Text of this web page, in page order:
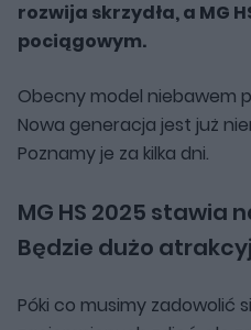
rozwija skrzydła, a MG
pociągowym.
Obecny model niebawem
Nowa generacja jest już
Poznamy je za kilka dni.
MG HS 2025 stawia
Będzie dużo
Póki co musimy zadowolić